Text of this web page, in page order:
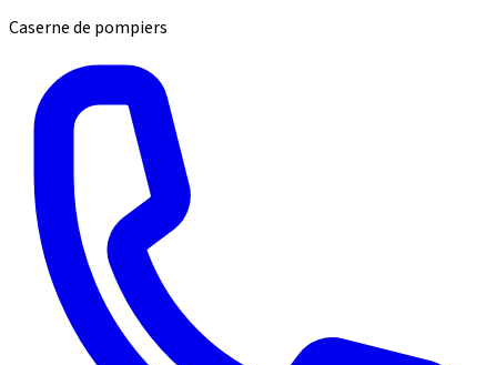
Caserne de pompiers